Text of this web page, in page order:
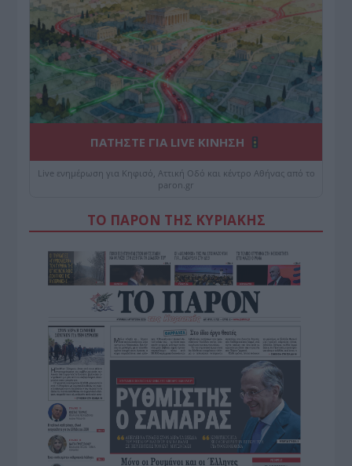
ΠΑΤΗΣΤΕ ΓΙΑ LIVE ΚΙΝΗΣΗ
Live ενημέρωση για Κηφισό, Αττική Οδό και κέντρο Αθήνας από το
paron.gr
ΤΟ ΠΑΡΟΝ ΤΗΣ ΚΥΡΙΑΚΗΣ